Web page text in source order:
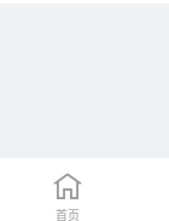
首页
首页